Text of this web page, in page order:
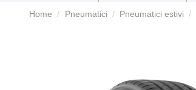
Home Pneumatici Pneumatici estivi